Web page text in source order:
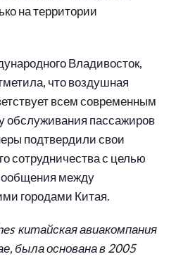
на территории
Владивосток,
что воздушная
всем современным
обслуживания пассажиров
подтвердили свои
сотрудничества с целью
между
городами Китая.
китайская авиакомпания
была основана в 2005